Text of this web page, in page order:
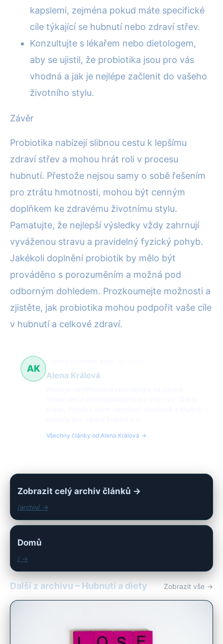
kapslemi, zejména pokud máte specifické
cíle týkající se hubnutí nebo zdraví střev.
Konzultujte s lékařem nebo dietologem,
aby se ujistil, že probiotika jsou pro vás
vhodná a jak je nejlépe začlenit do vašeho
životního stylu.
Závěr
Probiotika nabízejí slibnou cestu k lepšímu
zdraví střev a mohou hrát roli v procesu
hubnutí. Přestože nejsou samy o sobě řešením
pro ztrátu hmotnosti, mohou být cenným
doplňkem ke zdravému životnímu stylu.
Pamatujte, že nejlepší výsledky vždy zahrnují
vyváženou stravu a pravidelný fyzický pohyb.
Jakékoli doplnění probiotik by mělo být
prováděno s porozuměním a možná pod
odborným dohledem. Prozkoumejte možnosti a
zjistěte, jak probiotika mohou podpořit vaše cíle
v hubnutí a celkové zdraví.
AK
Alena Králová
Všechny články od Alena Králová →
Zobrazit celý archiv článků →
/archiv/ →
Domů
/ →
Další z archivu – Hubnutí a diety Zobrazit vše →